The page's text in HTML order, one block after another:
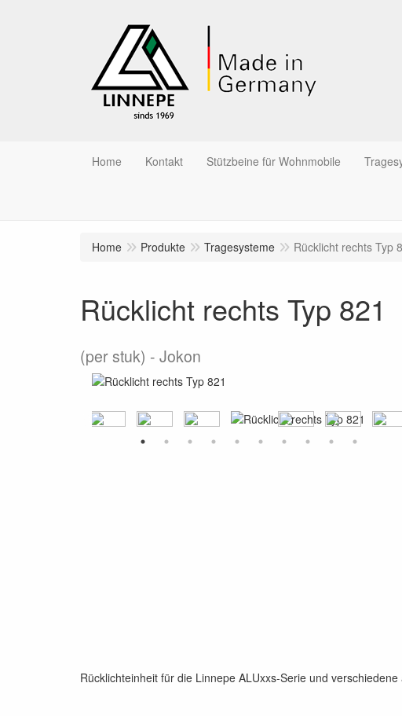
Home Kontakt Stützbeine für Wohnmobile
Home Produkte Tragesysteme Rücklicht rechts Typ
Rücklicht rechts Typ 821
(per stuk) Jokon
Rücklichteinheit für die Linnepe ALUxxs-Serie und